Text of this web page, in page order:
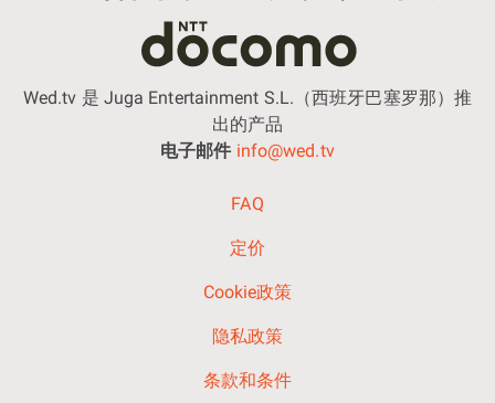
Wed.tv 是 Juga Entertainment S.L.（西班牙巴塞罗那）推
出的产品
电子邮件 info@wed.tv
FAQ
定价
Cookie政策
隐私政策
条款和条件